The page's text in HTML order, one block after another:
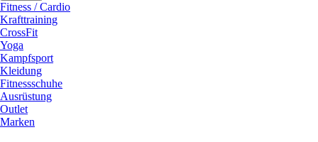
Fitness / Cardio
Krafttraining
CrossFit
Yoga
Kampfsport
Kleidung
Fitnessschuhe
Ausrüstung
Outlet
Marken